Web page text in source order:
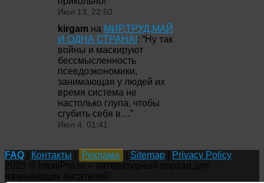
Июл 13, 22:50
kirgam на МИР,ТРУД,МАЙ
И ОДНА СТРАНА!: “Ну так
войны и маскируют
бессмысленность
псевдоэкономики,
занимающая у людей их
время система не
настолько глупа, чтобы
сгубить себя в…”
Июл 4, 01:41
FAQ Контакты Реклама Sitemap
Privacy Policy